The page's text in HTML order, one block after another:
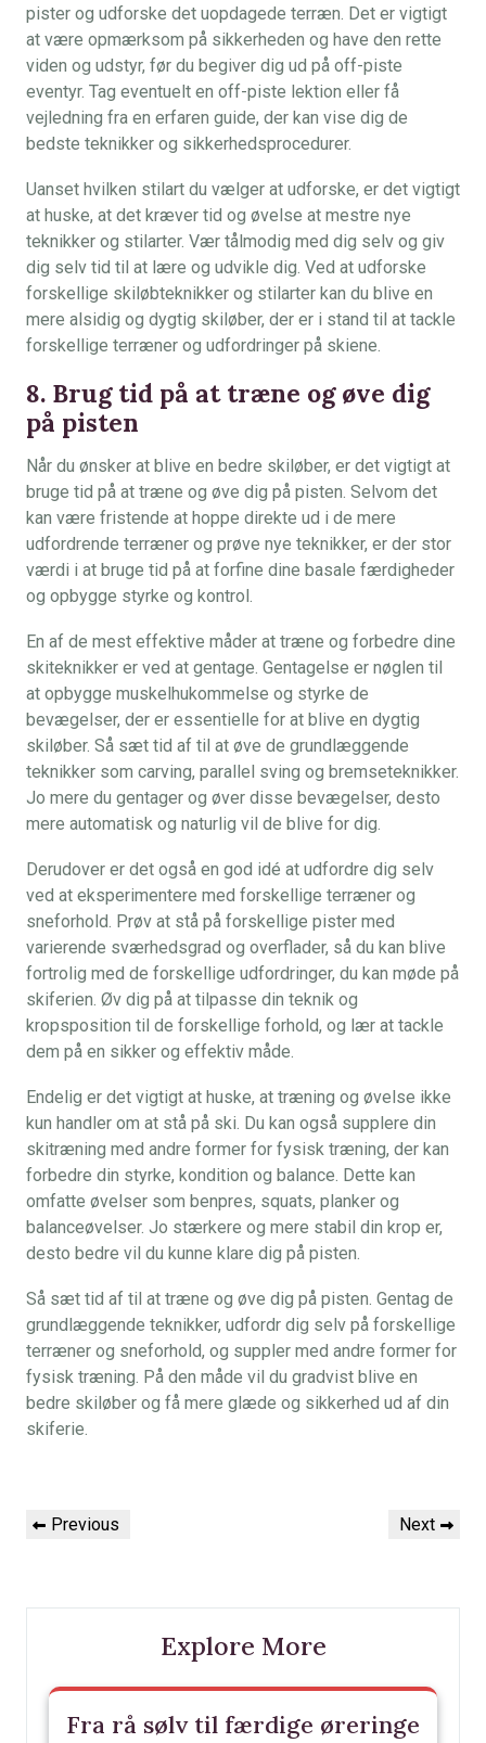
pister og udforske det uopdagede terræn. Det er vigtigt
at være opmærksom på sikkerheden og have den rette
viden og udstyr, før du begiver dig ud på off-piste
eventyr. Tag eventuelt en off-piste lektion eller få
vejledning fra en erfaren guide, der kan vise dig de
bedste teknikker og sikkerhedsprocedurer.
Uanset hvilken stilart du vælger at udforske, er det vigtigt
at huske, at det kræver tid og øvelse at mestre nye
teknikker og stilarter. Vær tålmodig med dig selv og giv
dig selv tid til at lære og udvikle dig. Ved at udforske
forskellige skiløbteknikker og stilarter kan du blive en
mere alsidig og dygtig skiløber, der er i stand til at tackle
forskellige terræner og udfordringer på skiene.
8. Brug tid på at træne og øve dig
på pisten
Når du ønsker at blive en bedre skiløber, er det vigtigt at
bruge tid på at træne og øve dig på pisten. Selvom det
kan være fristende at hoppe direkte ud i de mere
udfordrende terræner og prøve nye teknikker, er der stor
værdi i at bruge tid på at forfine dine basale færdigheder
og opbygge styrke og kontrol.
En af de mest effektive måder at træne og forbedre dine
skiteknikker er ved at gentage. Gentagelse er nøglen til
at opbygge muskelhukommelse og styrke de
bevægelser, der er essentielle for at blive en dygtig
skiløber. Så sæt tid af til at øve de grundlæggende
teknikker som carving, parallel sving og bremseteknikker.
Jo mere du gentager og øver disse bevægelser, desto
mere automatisk og naturlig vil de blive for dig.
Derudover er det også en god idé at udfordre dig selv
ved at eksperimentere med forskellige terræner og
sneforhold. Prøv at stå på forskellige pister med
varierende sværhedsgrad og overflader, så du kan blive
fortrolig med de forskellige udfordringer, du kan møde på
skiferien. Øv dig på at tilpasse din teknik og
kropsposition til de forskellige forhold, og lær at tackle
dem på en sikker og effektiv måde.
Endelig er det vigtigt at huske, at træning og øvelse ikke
kun handler om at stå på ski. Du kan også supplere din
skitræning med andre former for fysisk træning, der kan
forbedre din styrke, kondition og balance. Dette kan
omfatte øvelser som benpres, squats, planker og
balanceøvelser. Jo stærkere og mere stabil din krop er,
desto bedre vil du kunne klare dig på pisten.
Så sæt tid af til at træne og øve dig på pisten. Gentag de
grundlæggende teknikker, udfordr dig selv på forskellige
terræner og sneforhold, og suppler med andre former for
fysisk træning. På den måde vil du gradvist blive en
bedre skiløber og få mere glæde og sikkerhed ud af din
skiferie.
Indlægsnavigation
Previous
Previous
Next
Next
Explore More
Fra rå sølv til færdige øreringe